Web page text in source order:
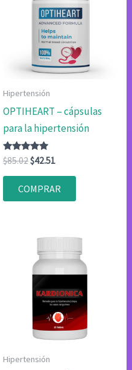
Hipertensión
OPTIHEART – cápsulas
para la hipertensión
Valorado
con
4.83
$85.02El
original
era:
$42.51El
actual
es:
COMPRAR
Hipertensión